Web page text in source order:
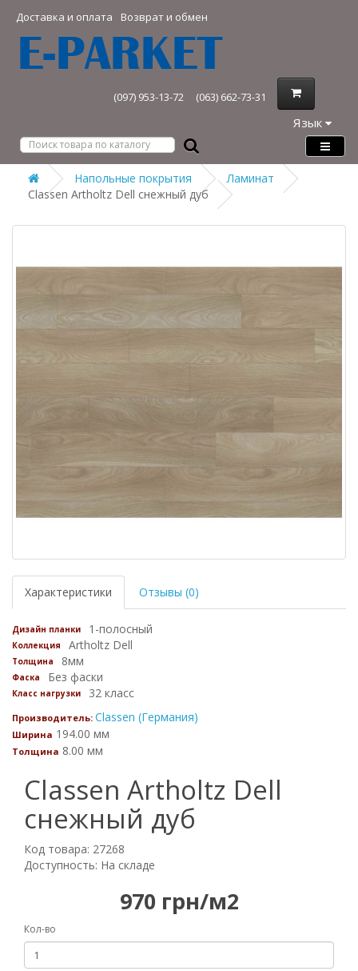
Доставка и оплата Возврат и обмен
(097) 953-13-72 (063) 662-73-31
Язык
Напольные покрытия
Ламинат
Classen Artholtz Dell снежный дуб
Характеристики Отзывы (0)
Дизайн планки 1-полосный
Коллекция Artholtz Dell
Толщина 8мм
Фаска Без фаски
Класс нагрузки 32 класс
Производитель: Classen (Германия)
Ширина 194.00 мм
Толщина 8.00 мм
Classen Artholtz Dell
снежный дуб
Код товара: 27268
Доступность: На складе
970 грн/м2
Кол-во